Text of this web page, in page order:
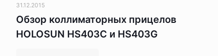
31.12.2015
Обзор коллиматорных прицелов
HOLOSUN HS403C и HS403G